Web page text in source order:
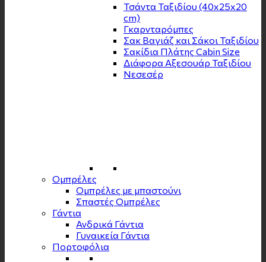
Τσάντα Ταξιδίου (40x25x20
cm)
Γκαρνταρόμπες
Σακ Βαγιάζ και Σάκοι Ταξιδίου
Σακίδια Πλάτης Cabin Size
Διάφορα Αξεσουάρ Ταξιδίου
Νεσεσέρ
Ομπρέλες
Ομπρέλες με μπαστούνι
Σπαστές Ομπρέλες
Γάντια
Ανδρικά Γάντια
Γυναικεία Γάντια
Πορτοφόλια